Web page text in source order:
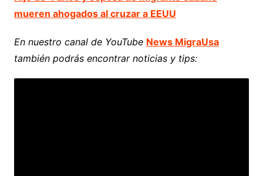
mueren ahogados al cruzar a EEUU
En nuestro canal de YouTube News MigraUsa
también podrás encontrar noticias y tips: